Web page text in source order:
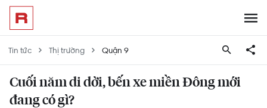
Tin tức Thị trường Quận 9
Cuối năm di dời, bến xe miền Đông mới
đang có gì?